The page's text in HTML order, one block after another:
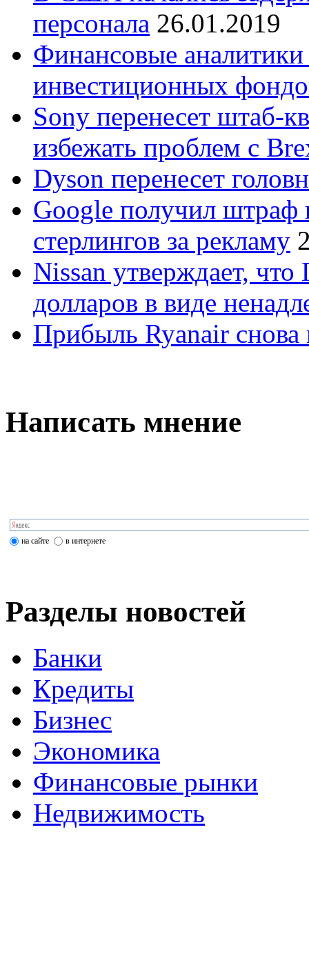
персонала 26.01.2019
Финансовые
инвестиционных
Sony перенесет штаб-
избежать проблем с
Dyson перенесет
Google получил штраф
стерлингов за рекламу
Nissan утверждает,
долларов в виде
Прибыль Ryanair снова
Написать мнение
на сайте в интернете
Разделы новостей
Банки
Кредиты
Бизнес
Экономика
Финансовые рынки
Недвижимость